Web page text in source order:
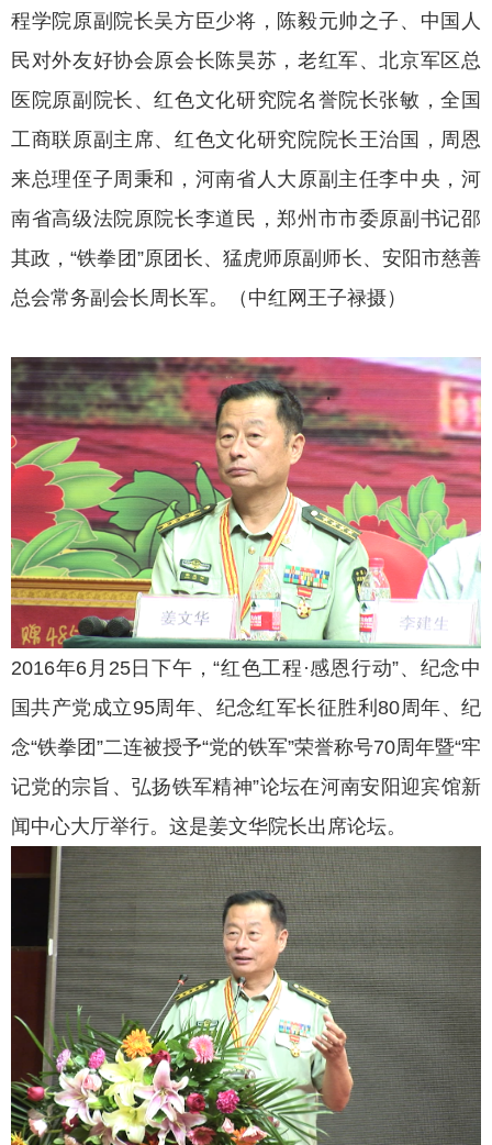
程学院原副院长吴方臣少将，陈毅元帅之子、中国人
民对外友好协会原会长陈昊苏，老红军、北京军区总
医院原副院长、红色文化研究院名誉院长张敏，全国
工商联原副主席、红色文化研究院院长王治国，周恩
来总理侄子周秉和，河南省人大原副主任李中央，河
南省高级法院原院长李道民，郑州市市委原副书记邵
其政，“铁拳团”原团长、猛虎师原副师长、安阳市慈善
总会常务副会长周长军。（中红网王子禄摄）
2016年6月25日下午，“红色工程·感恩行动”、纪念中
国共产党成立95周年、纪念红军长征胜利80周年、纪
念“铁拳团”二连被授予“党的铁军”荣誉称号70周年暨“牢
记党的宗旨、弘扬铁军精神”论坛在河南安阳迎宾馆新
闻中心大厅举行。这是姜文华院长出席论坛。